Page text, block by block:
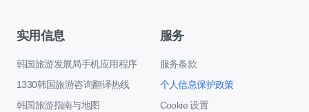
实用信息
韩国旅游发展局手机应用程序
1330韩国旅游咨询翻译热线
韩国旅游指南与地图
服务
服务条款
个人信息保护政策
Cookie 设置